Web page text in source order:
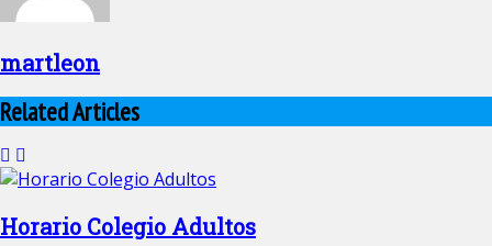
martleon
Related Articles
Horario Colegio Adultos